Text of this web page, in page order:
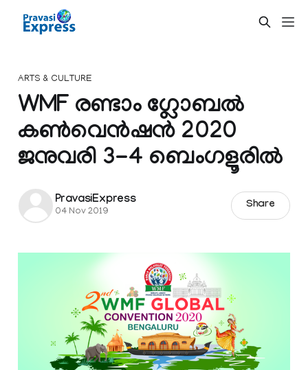
ARTS & CULTURE
WMF രണ്ടാം ഗ്ലോബൽ
കൺവെൻഷൻ 2020
ജനുവരി 3-4 ബെംഗളൂരിൽ
PravasiExpress
04 Nov 2019
Share